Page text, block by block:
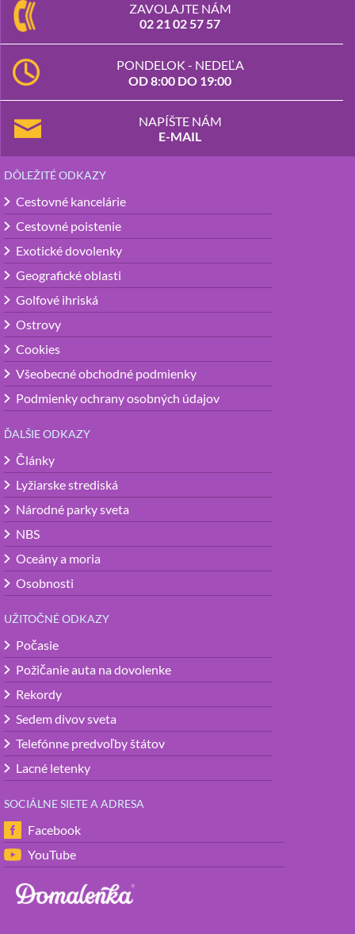
ZAVOLAJTE NÁM
02 21 02 57 57
PONDELOK - NEDEĽA
OD 8:00 DO 19:00
NAPÍŠTE NÁM
E-MAIL
DÔLEŽITÉ ODKAZY
Cestovné kancelárie
Cestovné poistenie
Exotické dovolenky
Geografické oblasti
Golfové ihriská
Ostrovy
Cookies
Všeobecné obchodné podmienky
Podmienky ochrany osobných údajov
ĎALŠIE ODKAZY
Články
Lyžiarske strediská
Národné parky sveta
NBS
Oceány a moria
Osobnosti
UŽITOČNÉ ODKAZY
Počasie
Požičanie auta na dovolenke
Rekordy
Sedem divov sveta
Telefónne predvoľby štátov
Lacné letenky
SOCIÁLNE SIETE A ADRESA
Facebook
YouTube